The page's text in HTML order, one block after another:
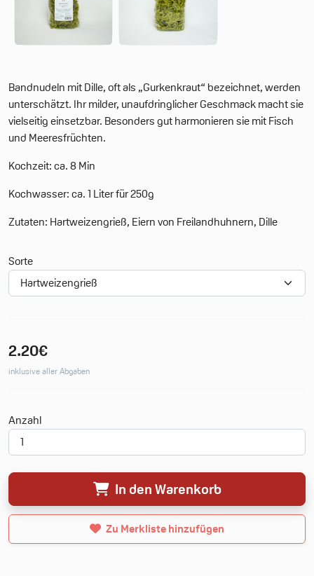
Bandnudeln mit Dille, oft als „Gurkenkraut“ bezeichnet, werden
unterschätzt. Ihr milder, unaufdringlicher Geschmack macht sie
vielseitig einsetzbar. Besonders gut harmonieren sie mit Fisch
und Meeresfrüchten.
Kochzeit: ca. 8 Min
Kochwasser: ca. 1 Liter für 250g
Zutaten: Hartweizengrieß, Eiern von Freilandhuhnern, Dille
Sorte
2.20€
inklusive aller Abgaben
Anzahl
In den Warenkorb
0 Produkte
Neue Merkliste erstellen
Zu Merkliste hinzufügen